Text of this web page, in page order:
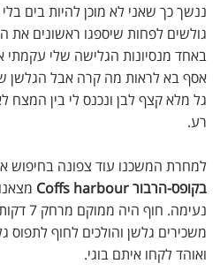
ננשך כך שאני לא מוכן להיות בים
גולשים לפחות שיספגו ראשונים
באחד מנסיונות הגלישה שלי
אסף בא לראות מה קרה אבל הגלשן
גל מלא קצף לבן ונכנס לי בין
רע.
למחרת המשכנו עוד צפונה בחיפוש
בקופס-הרבור Coffs harbour
נעימה.
משכירים גלשן והולכים לחוף לתפוס
ואוהד לקחו איתם בוגי.